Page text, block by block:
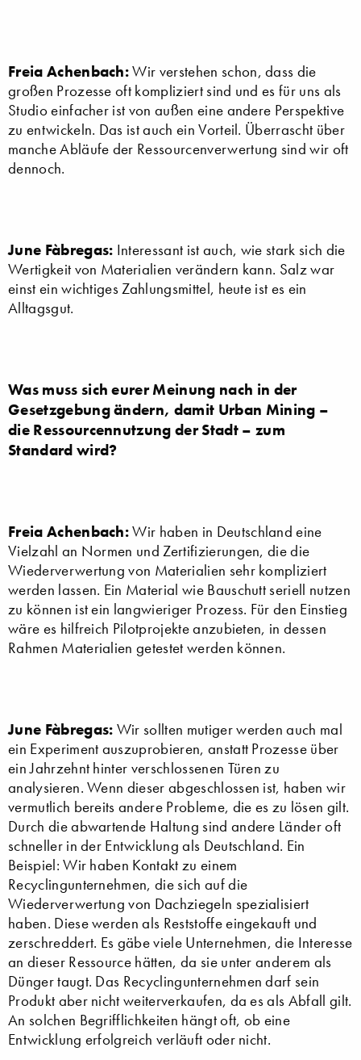
Freia Achenbach:Wir verstehen schon, dass die
großen Prozesse oft kompliziert sind und es für uns als
Studio einfacher ist von außen eine andere Perspektive
zu entwickeln. Das ist auch ein Vorteil. Überrascht über
manche Abläufe der Ressourcenverwertung sind wir oft
dennoch.
June Fàbregas: Interessant ist auch, wie stark sich die
Wertigkeit von Materialien verändern kann. Salz war
einst ein wichtiges Zahlungsmittel, heute ist es ein
Alltagsgut.
Was muss sich eurer Meinung nach in der
Gesetzgebung ändern, damit Urban Mining –
die Ressourcennutzung der Stadt – zum
Standard wird?
Freia Achenbach:Wir haben in Deutschland eine
Vielzahl an Normen und Zertifizierungen, die die
Wiederverwertung von Materialien sehr kompliziert
werden lassen. Ein Material wie Bauschutt seriell nutzen
zu können ist ein langwieriger Prozess. Für den Einstieg
wäre es hilfreich Pilotprojekte anzubieten, in dessen
Rahmen Materialien getestet werden können.
June Fàbregas: Wir sollten mutiger werden auch mal
ein Experiment auszuprobieren, anstatt Prozesse über
ein Jahrzehnt hinter verschlossenen Türen zu
analysieren. Wenn dieser abgeschlossen ist, haben wir
vermutlich bereits andere Probleme, die es zu lösen gilt.
Durch die abwartende Haltung sind andere Länder oft
schneller in der Entwicklung als Deutschland. Ein
Beispiel: Wir haben Kontakt zu einem
Recyclingunternehmen, die sich auf die
Wiederverwertung von Dachziegeln spezialisiert
haben. Diese werden als Reststoffe eingekauft und
zerschreddert. Es gäbe viele Unternehmen, die Interesse
an dieser Ressource hätten, da sie unter anderem als
Dünger taugt. Das Recyclingunternehmen darf sein
Produkt aber nicht weiterverkaufen, da es als Abfall gilt.
An solchen Begrifflichkeiten hängt oft, ob eine
Entwicklung erfolgreich verläuft oder nicht.